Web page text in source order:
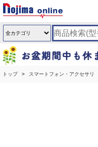
トップ スマートフォン・アクセサリ